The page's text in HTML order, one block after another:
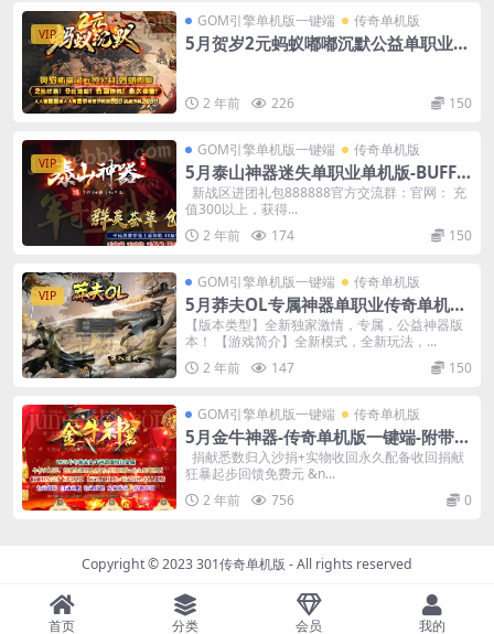
VIP
GOM引擎单机版一键端 传奇单机版
5月贺岁2元蚂蚁嘟嘟沉默公益单职业单
2 年前 226 150
VIP
GOM引擎单机版一键端 传奇单机版
5月泰山神器迷失单职业单机版-BUFF
洗练-附带GM后台
新战区进团礼包888888官方交流群：官网： 充
值300以上，获得...
2 年前
174 150
VIP
GOM引擎单机版一键端 传奇单机版
5月莽夫OL专属神器单职业传奇单机版-
附带GM后台
【版本类型】全新独家激情，专属，公益神器版
本！ 【游戏简介】全新模式，全新玩法，...
2 年前
147 150
GOM引擎单机版一键端 传奇单机版
5月金牛神器-传奇单机版一键端-附带强
大GM后台-炫酷光柱-微端传奇！
捐献悉数归入沙捐+实物收回永久配备收回捐献
狂暴起步回馈免费元 &n...
2 年前
756 0
Copyright © 2023301传奇单机版 - All rights reserved
首页 分类 会员 我的